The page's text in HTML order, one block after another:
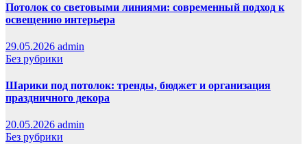
Потолок со световыми линиями: современный подход к
освещению интерьера
29.05.2026 admin
Без рубрики
Шарики под потолок: тренды, бюджет и организация
праздничного декора
20.05.2026 admin
Без рубрики